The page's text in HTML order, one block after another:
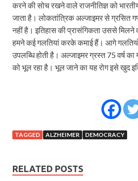
करने की सोच रखने वाले राजनीतिज्ञ को
जाता है। लोकतांत्रिक अल्जाइमर से ग्रसित
नहीं है। इतिहास की प्रासंगिकता उससे मिलने
हमने कई गलतियां करके कमाई हैं। आगे
उपलब्धि होती है। अल्जाइमर ग्रस्त 75 वर्ष
को भूल रहा है। भूल जाने का यह रोग इसे खुद
TAGGED ALZHEIMER DEMOCRACY
RELATED POSTS